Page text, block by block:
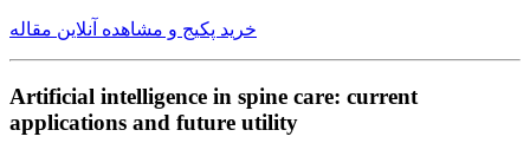
خرید پکیج و مشاهده آنلاین مقاله
Artificial intelligence in spine care: current
applications and future utility